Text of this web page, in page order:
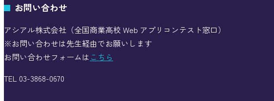
お問い合わせ
アシアル株式会社（全国商業高校 Web アプリコンテスト窓口）
※お問い合わせは先生経由でお願いします
お問い合わせフォームは こちら
TEL 03-3868-0670